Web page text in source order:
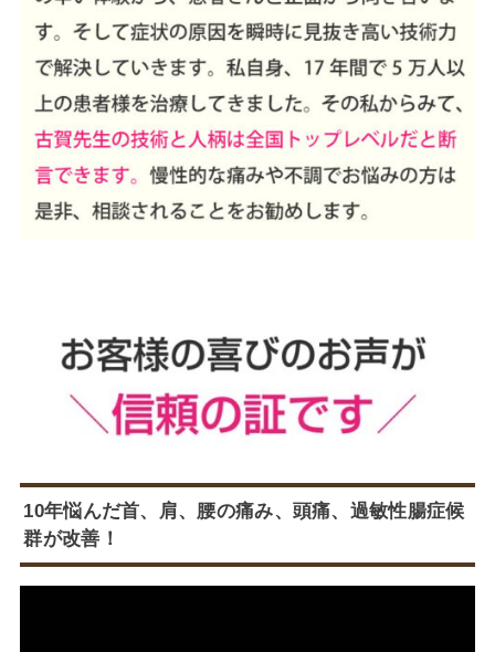
10年悩んだ首、肩、腰の痛み、頭痛、過敏性腸症候
群が改善！